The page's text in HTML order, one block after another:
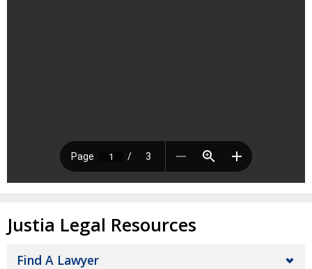
Justia Legal Resources
Find A Lawyer